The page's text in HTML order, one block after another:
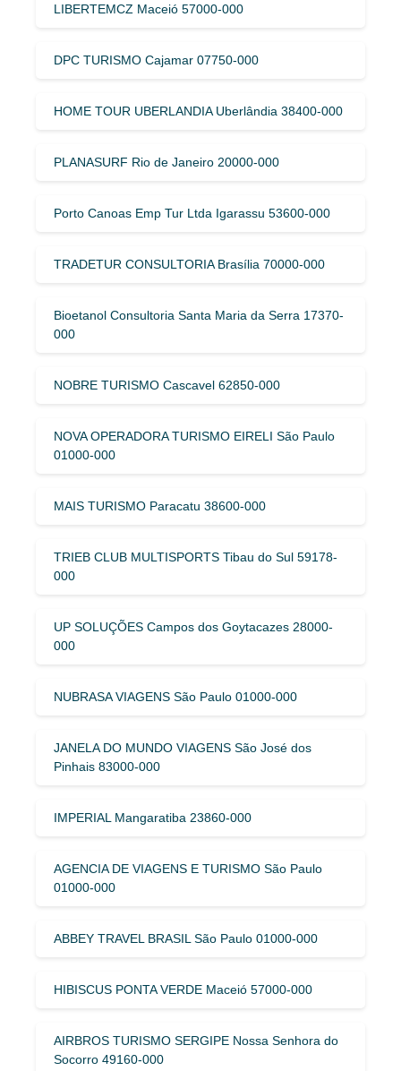
LIBERTEMCZ Maceió 57000-000
DPC TURISMO Cajamar 07750-000
HOME TOUR UBERLANDIA Uberlândia 38400-000
PLANASURF Rio de Janeiro 20000-000
Porto Canoas Emp Tur Ltda Igarassu 53600-000
TRADETUR CONSULTORIA Brasília 70000-000
Bioetanol Consultoria Santa Maria da Serra 17370-
000
NOBRE TURISMO Cascavel 62850-000
NOVA OPERADORA TURISMO EIRELI São Paulo
01000-000
MAIS TURISMO Paracatu 38600-000
TRIEB CLUB MULTISPORTS Tibau do Sul 59178-
000
UP SOLUÇÕES Campos dos Goytacazes 28000-
000
NUBRASA VIAGENS São Paulo 01000-000
JANELA DO MUNDO VIAGENS São José dos
Pinhais 83000-000
IMPERIAL Mangaratiba 23860-000
AGENCIA DE VIAGENS E TURISMO São Paulo
01000-000
ABBEY TRAVEL BRASIL São Paulo 01000-000
HIBISCUS PONTA VERDE Maceió 57000-000
AIRBROS TURISMO SERGIPE Nossa Senhora do
Socorro 49160-000